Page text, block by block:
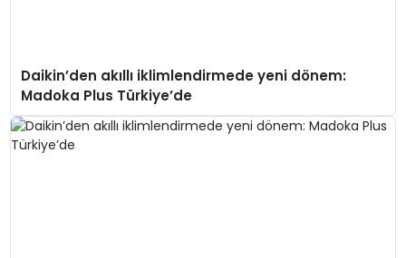
Daikin’den akıllı iklimlendirmede yeni dönem:
Madoka Plus Türkiye’de